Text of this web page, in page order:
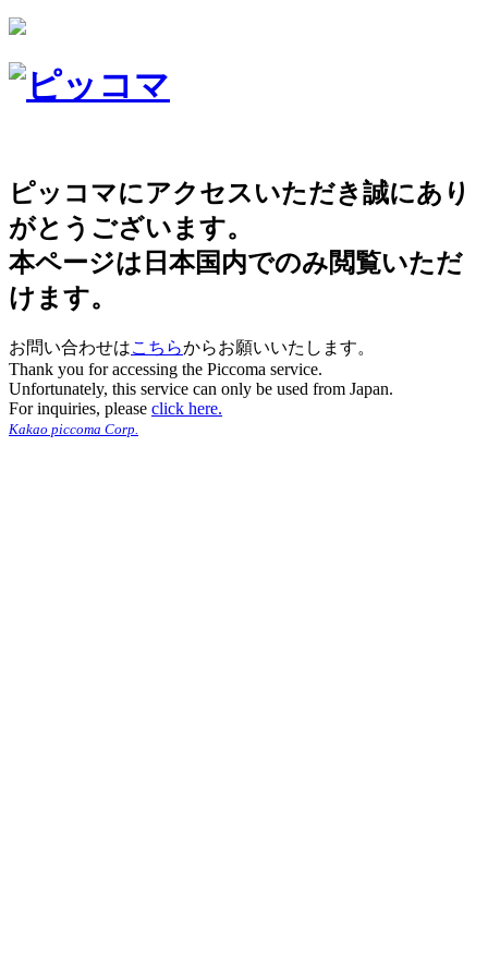
ピッコマにアクセスいただき誠にあり
がとうございます。
本ページは日本国内でのみ閲覧いただ
けます。
お問い合わせはこちらからお願いいたします。
Thank you for accessing the Piccoma service.
Unfortunately, this service can only be used from Japan.
For inquiries, please click here.
Kakao piccoma Corp.